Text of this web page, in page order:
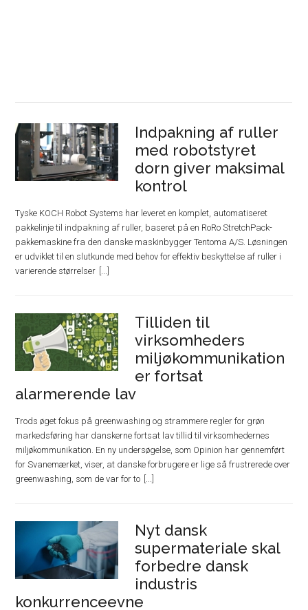
Indpakning af ruller
med robotstyret
dorn giver maksimal
kontrol
Tyske KOCH Robot Systems har leveret en komplet, automatiseret
pakkelinje til indpakning af ruller, baseret på en RoRo StretchPack-
pakkemaskine fra den danske maskinbygger Tentoma A/S. Løsningen
er udviklet til en slutkunde med behov for effektiv beskyttelse af ruller i
varierende størrelser
Tilliden til
virksomheders
miljøkommunikation
er fortsat
alarmerende lav
Trods øget fokus på greenwashing og strammere regler for grøn
markedsføring har danskerne fortsat lav tillid til virksomhedernes
miljøkommunikation. En ny undersøgelse, som Opinion har gennemført
for Svanemærket, viser, at danske forbrugere er lige så frustrerede over
greenwashing, som de var for to
Nyt dansk
supermateriale skal
forbedre dansk
industris
konkurrenceevne